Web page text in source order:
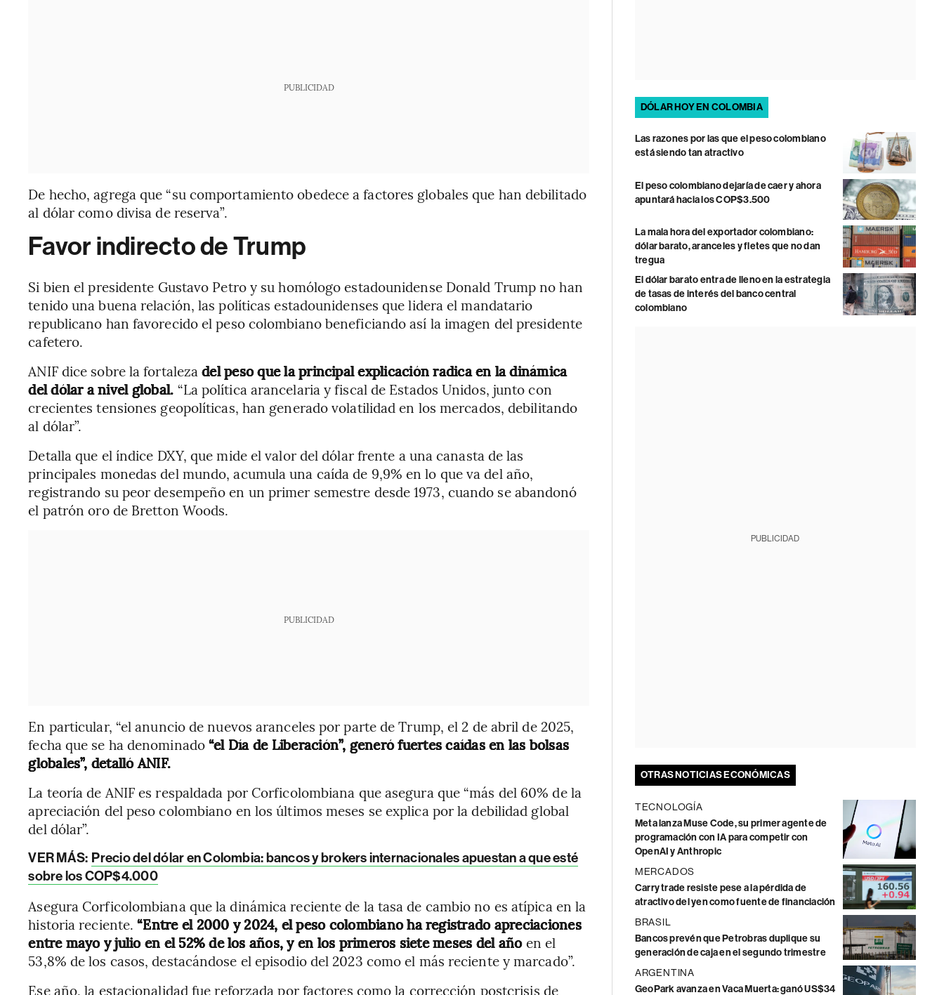
PUBLICIDAD
De hecho, agrega que “su comportamiento obedece a factores globales que han debilitado
al dólar como divisa de reserva”.
Favor indirecto de Trump
Si bien el presidente Gustavo Petro y su homólogo estadounidense Donald Trump no han
tenido una buena relación, las políticas estadounidenses que lidera el mandatario
republicano han favorecido el peso colombiano beneficiando así la imagen del presidente
cafetero.
ANIF dice sobre la fortalezadel peso que la principal explicación radica en la dinámica
del dólar a nivel global. “La política arancelaria y fiscal de Estados Unidos, junto con
crecientes tensiones geopolíticas, han generado volatilidad en los mercados, debilitando
al dólar”.
Detalla que el índice DXY, que mide el valor del dólar frente a una canasta de las
principales monedas del mundo, acumula una caída de 9,9% en lo que va del año,
registrando su peor desempeño en un primer semestre desde 1973, cuando se abandonó
el patrón oro de Bretton Woods.
PUBLICIDAD
En particular, “el anuncio de nuevos aranceles por parte de Trump, el 2 de abril de 2025,
fecha que se ha denominado“el Día de Liberación”, generó fuertes caídas en las bolsas
globales”, detalló ANIF.
La teoría de ANIF es respaldada por Corficolombiana que asegura que “más del 60% de la
apreciación del peso colombiano en los últimos meses se explica por la debilidad global
del dólar”.
VER MÁS: Precio del dólar en Colombia: bancos y brokers internacionales apuestan a que esté
sobre los COP$4.000
Asegura Corficolombiana que la dinámica reciente de la tasa de cambio no es atípica en la
historia reciente.“Entre el 2000 y 2024, el peso colombiano ha registrado apreciaciones
entre mayo y julio en el 52% de los años, y en los primeros siete meses del añoen el
53,8% de los casos, destacándose el episodio del 2023 como el más reciente y marcado”.
Ese año, la estacionalidad fue reforzada por factores como la corrección postcrisis de
DÓLAR HOY EN COLOMBIA
Las razones por las que el peso colombiano
está siendo tan atractivo
El peso colombiano dejaría de caer y ahora
apuntará hacia los COP$3.500
La mala hora del exportador colombiano:
dólar barato, aranceles y fletes que no dan
tregua
El dólar barato entra de lleno en la estrategia
de tasas de interés del banco central
colombiano
PUBLICIDAD
OTRAS NOTICIAS ECONÓMICAS
TECNOLOGÍA
Meta lanza Muse Code, su primer agente de
programación con IA para competir con
OpenAI y Anthropic
MERCADOS
Carry trade resiste pese a la pérdida de
atractivo del yen como fuente de financiación
BRASIL
Bancos prevén que Petrobras duplique su
generación de caja en el segundo trimestre
ARGENTINA
GeoPark avanza en Vaca Muerta: ganó US$34